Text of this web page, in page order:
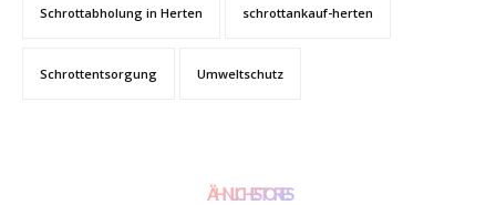
Schrottabholung in Herten schrottankauf-herten
Schrottentsorgung Umweltschutz
ÄHNLICHE STORIES